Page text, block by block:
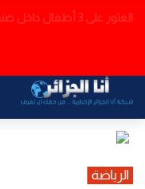
عاجل
هزة أرضية في المدية
الرياضة